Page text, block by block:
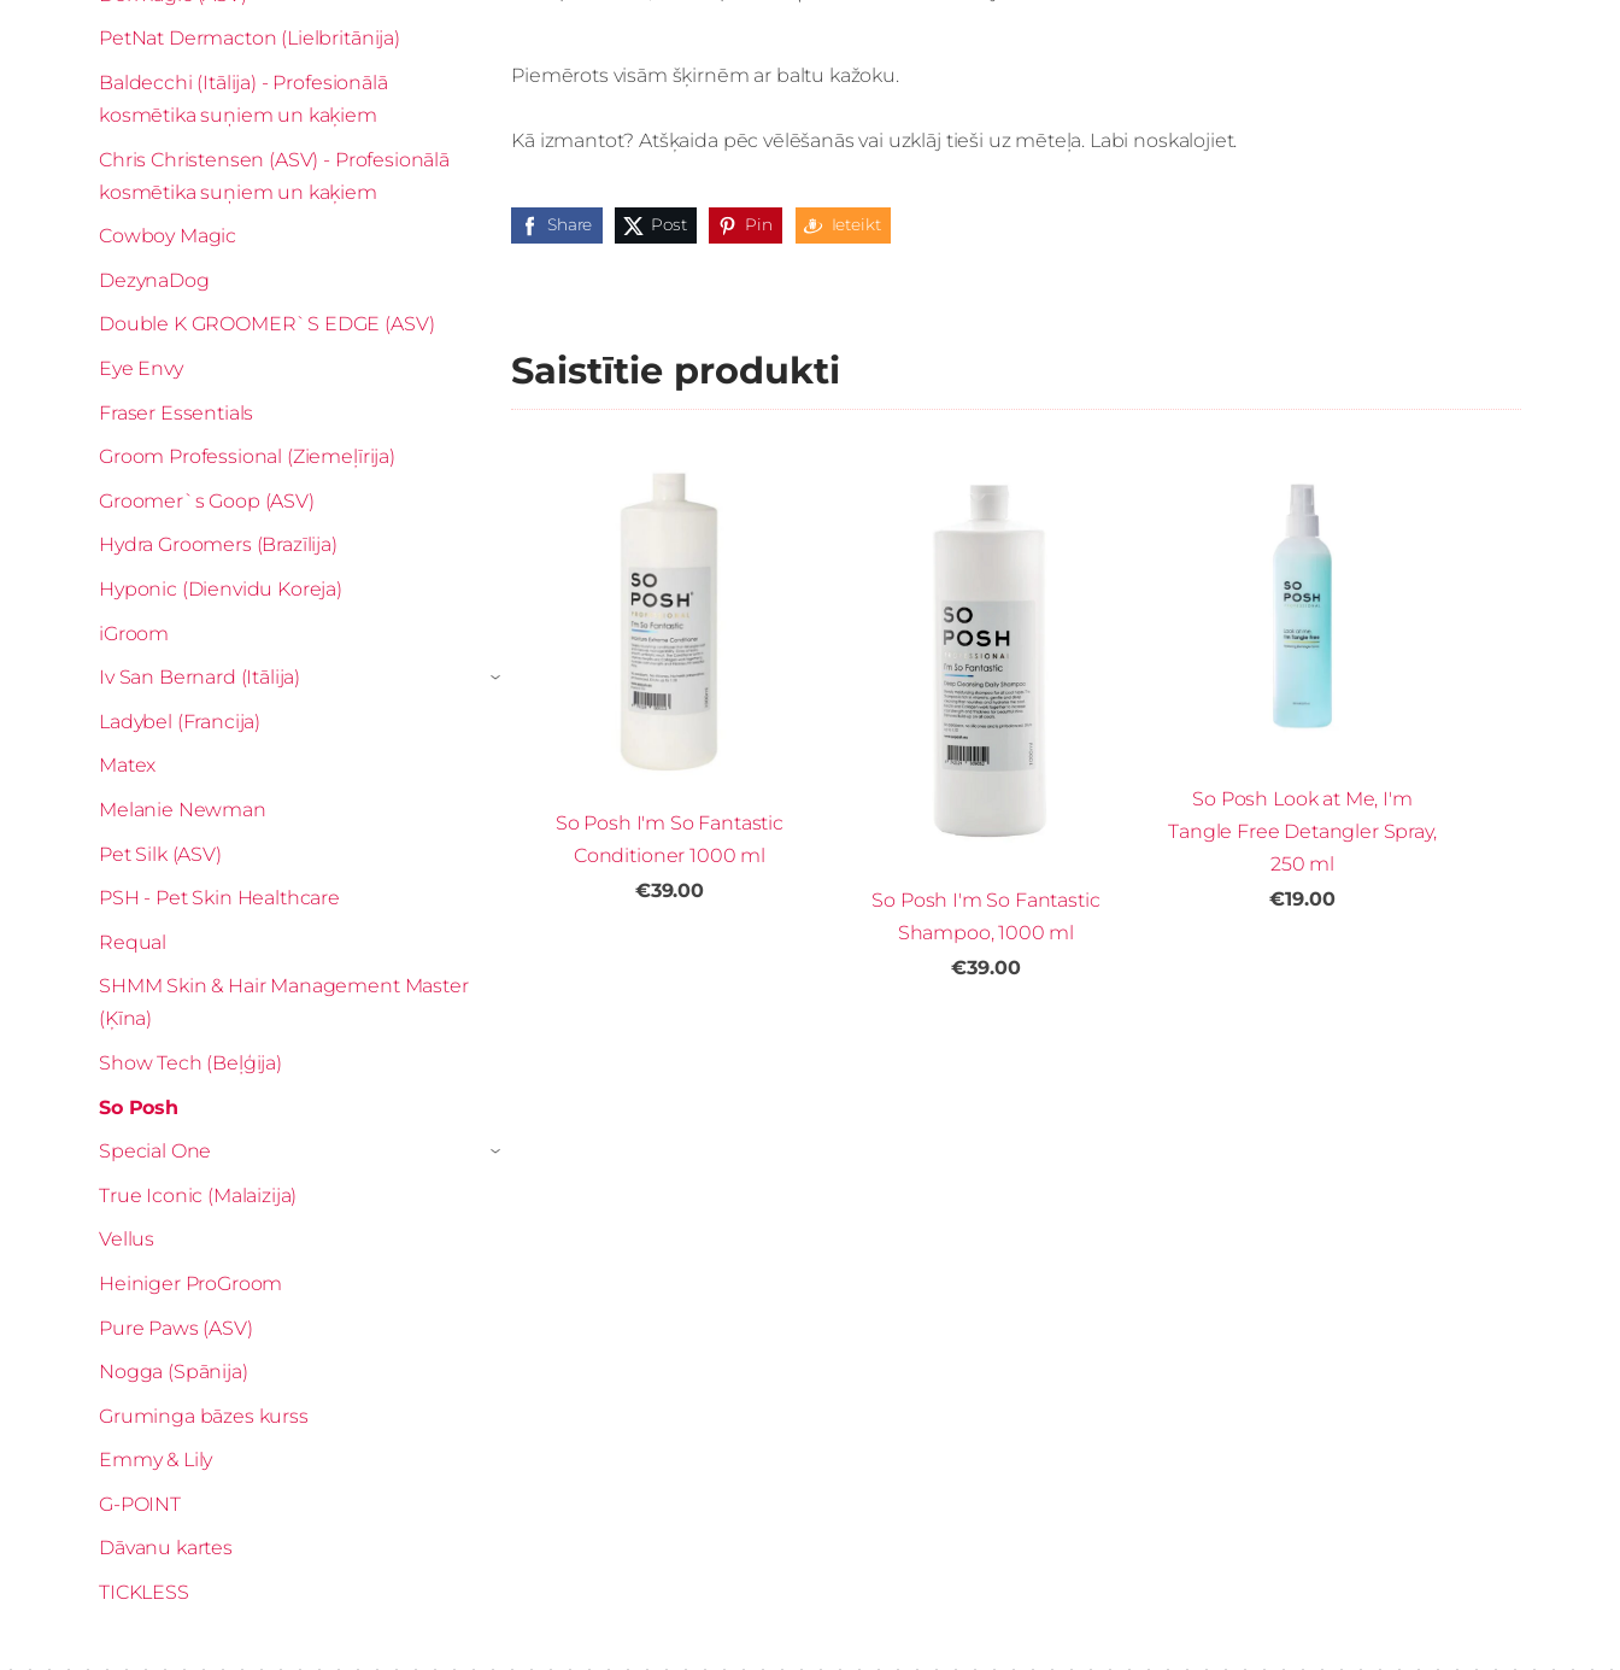
PetNat Dermacton (Lielbritānija)
Baldecchi (Itālija) - Profesionālā
kosmētika suņiem un kaķiem
Chris Christensen (ASV) - Profesionālā
kosmētika suņiem un kaķiem
Cowboy Magic
DezynaDog
Double K GROOMER`S EDGE (ASV)
Eye Envy
Fraser Essentials
Groom Professional (Ziemeļīrija)
Groomer`s Goop (ASV)
Hydra Groomers (Brazīlija)
Hyponic (Dienvidu Koreja)
iGroom
Iv San Bernard (Itālija)
›
Ladybel (Francija)
Matex
Melanie Newman
Pet Silk (ASV)
PSH - Pet Skin Healthcare
Requal
SHMM Skin & Hair Management Master
(Ķīna)
Show Tech (Beļģija)
So Posh
Special One
›
True Iconic (Malaizija)
Vellus
Heiniger ProGroom
Pure Paws (ASV)
Nogga (Spānija)
Gruminga bāzes kurss
Emmy & Lily
G-POINT
Dāvanu kartes
TICKLESS
Piemērots visām šķirnēm ar baltu kažoku.
Kā izmantot? Atšķaida pēc vēlēšanās vai uzklāj tieši uz mēteļa. Labi noskalojiet.
Share Post Pin Ieteikt
Saistītie produkti
So Posh I'm So Fantastic
Conditioner 1000 ml
€39.00
So Posh I'm So Fantastic
Shampoo, 1000 ml
€39.00
So Posh Look at Me, I'm
Tangle Free Detangler Spray,
250 ml
€19.00